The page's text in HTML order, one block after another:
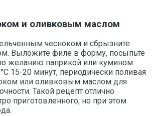
и оливковым маслом
чесноком и сбрызните
Выложите филе в форму, посыпьте
желанию паприкой или кумином.
15-20 минут, периодически поливая
или оливковым маслом для
Такой рецепт отлично
приготовленного, но при этом